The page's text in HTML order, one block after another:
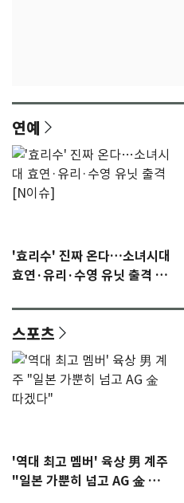
연예
'효리수' 진짜 온다…소녀시대
효연·유리·수영 유닛 출격 [N
스포츠
'역대 최고 멤버' 육상 男 계주
"일본 가뿐히 넘고 AG 金 따겠